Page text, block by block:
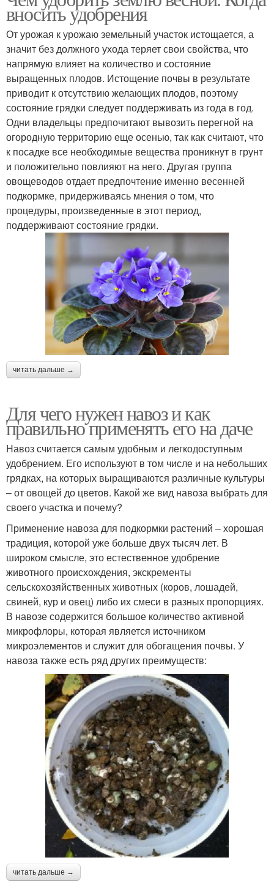
вносить удобрения
От урожая к урожаю земельный участок истощается, а
значит без должного ухода теряет свои свойства, что
напрямую влияет на количество и состояние
выращенных плодов. Истощение почвы в результате
приводит к отсутствию желающих плодов, поэтому
состояние грядки следует поддерживать из года в год.
Одни владельцы предпочитают вывозить перегной на
огородную территорию еще осенью, так как считают, что
к посадке все необходимые вещества проникнут в грунт
и положительно повлияют на него. Другая группа
овощеводов отдает предпочтение именно весенней
подкормке, придерживаясь мнения о том, что
процедуры, произведенные в этот период,
поддерживают состояние грядки.
читать дальше →
Для чего нужен навоз и как
правильно применять его на даче
Навоз считается самым удобным и легкодоступным
удобрением. Его используют в том числе и на небольших
грядках, на которых выращиваются различные культуры
– от овощей до цветов. Какой же вид навоза выбрать для
своего участка и почему?
Применение навоза для подкормки растений – хорошая
традиция, которой уже больше двух тысяч лет. В
широком смысле, это естественное удобрение
животного происхождения, экскременты
сельскохозяйственных животных (коров, лошадей,
свиней, кур и овец) либо их смеси в разных пропорциях.
В навозе содержится большое количество активной
микрофлоры, которая является источником
микроэлементов и служит для обогащения почвы. У
навоза также есть ряд других преимуществ:
читать дальше →